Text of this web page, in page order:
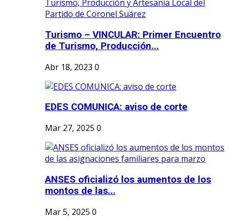
Turismo – VINCULAR: Primer Encuentro
de Turismo, Producción...
Abr 18, 2023 0
EDES COMUNICA: aviso de corte
Mar 27, 2025 0
ANSES oficializó los aumentos de los
montos de las...
Mar 5, 2025 0